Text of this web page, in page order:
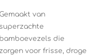
Gemaakt van
superzachte
bamboevezels die
zorgen voor frisse, droge